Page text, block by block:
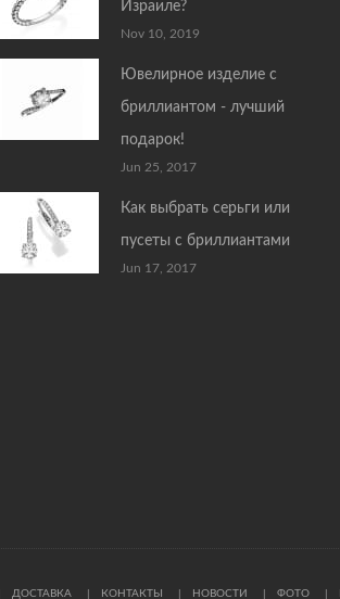
Израиле?
Nov 10, 2019
Ювелирное изделие с
бриллиантом - лучший
подарок!
Jun 25, 2017
Как выбрать серьги или
пусеты с бриллиантами
Jun 17, 2017
ДОСТАВКА КОНТАКТЫ НОВОСТИ ФОТО